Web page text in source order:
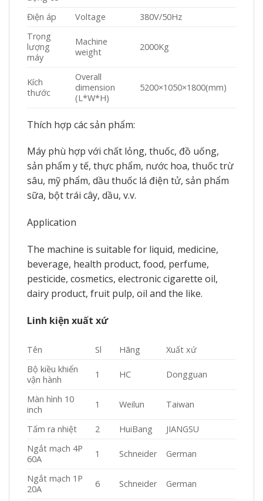
Điện áp
Voltage
380V/50Hz
Trọng
lượng
máy
Machine
weight
2000Kg
Kích
thước
Overall
dimension
(L*W*H)
5200×1050×1800(mm)
Thích hợp các sản phẩm:
Máy phù hợp với chất lỏng, thuốc, đồ uống,
sản phẩm y tế, thực phẩm, nước hoa, thuốc trừ
sâu, mỹ phẩm, dầu thuốc lá điện tử, sản phẩm
sữa, bột trái cây, dầu, v.v.
Application
The machine is suitable for liquid, medicine,
beverage, health product, food, perfume,
pesticide, cosmetics, electronic cigarette oil,
dairy product, fruit pulp, oil and the like.
Linh kiện xuất xứ
Tên Sl Hãng
Xuất xứ
Bộ kiều khiển
vận hành
1 HC Dongguan
Màn hình 10
inch
1 Weilun Taiwan
Tấm ra nhiệt 2 HuiBang
JIANGSU
Ngắt mạch 4P
60A
1 Schneider German
Ngắt mạch 1P
20A
6 Schneider German